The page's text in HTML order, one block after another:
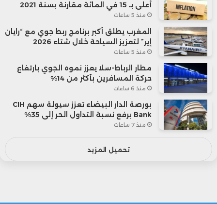
أعلى بـ 15 في المائة مقارنة بسنة 2021
منذ 5 ساعات
المغرب يطلق أكبر برنامج ربط جوي مع “رايان
إير” لتعزيز السياحة خلال شتاء 2026
منذ 5 ساعات
مطار الرباط-سلا يعزز نموه الجوي بارتفاع
حركة المسافرين بأكثر من 14%
منذ 6 ساعات
بورصة الدار البيضاء تعزز سيولة سهم CIH
Bank برفع نسبة التداول الحر إلى 35%
منذ 7 ساعات
تحميل المزيد